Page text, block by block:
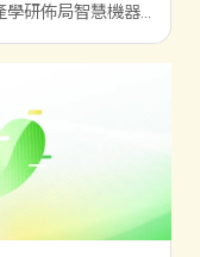
學研佈局智慧機器
產業應用。